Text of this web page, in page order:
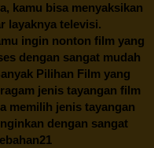
kamu bisa menyaksikan
layaknya televisi.
ingin nonton film yang
dengan sangat mudah
Pilihan Film yang
jenis tayangan film
memilih jenis tayangan
dengan sangat